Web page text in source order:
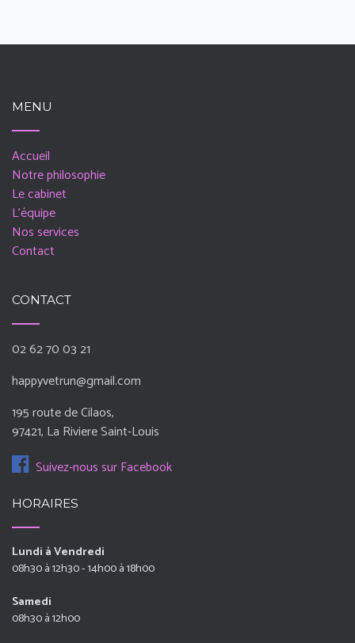
MENU
Accueil
Notre philosophie
Le cabinet
L'équipe
Nos services
Contact
CONTACT
02 62 70 03 21
happyvetrun@gmail.com
195 route de Cilaos,
97421, La Riviere Saint-Louis
Suivez-nous sur Facebook
HORAIRES
Lundi à Vendredi
08h30 à 12h30 - 14h00 à 18h00
Samedi
08h30 à 12h00